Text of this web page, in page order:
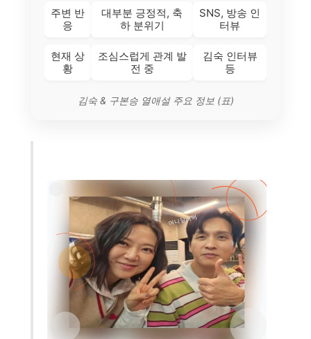
주변 반
응
대부분 긍정적, 축
하 분위기
SNS, 방송 인
터뷰
현재 상
황
조심스럽게 관계 발
전 중
김숙 인터뷰
등
김숙 & 구본승 열애설 주요 정보 (표)